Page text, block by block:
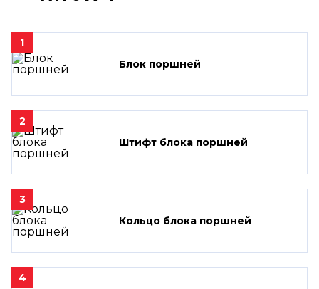
1
Блок поршней
2
Штифт блока поршней
3
Кольцо блока поршней
4